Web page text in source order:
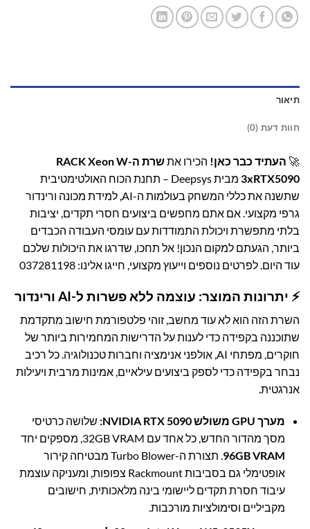
תיאור
חוות דעת (0)
🚀 העתיד כבר כאן! הכירו את
שרת ה-RACK Xeon W
3xRTX5090
מבית Deepsys – תחנת הכוח האולטימטיבית
שתשנה את כללי המשחק בעולמות ה-AI, למידת מכונה ורינדור
גרפי מקצועי. אם אתם מחפשים ביצועים חסרי תקדים, יציבות
בלתי מתפשרת ויכולת התמודדות עם עומסי העבודה הכבדים
ביותר, הגעתם למקום הנכון! אל תחכו, שדרגו את היכולות שלכם
עוד היום. לפרטים נוספים וייעוץ מקצועי, חייגו אלינו: 037281198
⚡ יתרונות המוצר: עוצמה ללא פשרות ל-AI ורינדור
השרת הזה הוא לא עוד מחשב, זוהי פלטפורמת חישוב מתקדמת
שתוכננה בקפידה כדי לענות על הדרישות המחמירות ביותר של
חוקרים, מפתחי AI, אולפני אנימציה וחברות טכנולוגיה. כל רכיב
נבחר בקפידה כדי לספק ביצועים עילאיים, אמינות מרבית ויעילות
אנרגטית.
מערך GPU משולש NVIDIA RTX 5090:
שלושה כרטיסי
מסך מהדור החדש, כל אחד עם 32GB VRAM, מספקים יחד
96GB VRAM
. תצורת ה-Turbo Blower מבטיחה קירור
אופטימלי גם בסביבות Rackmount צפופות, ומעניקה עוצמת
עיבוד חסרת תקדים ליישומי בינה מלאכותית, חישובים
מקביליים וסימולציות מורכבות.